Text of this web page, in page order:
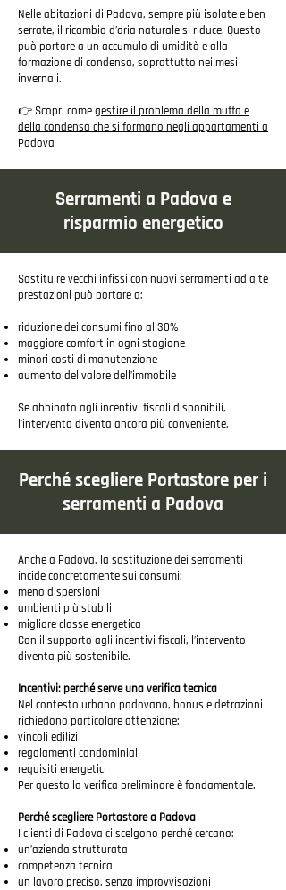
Nelle abitazioni di Padova, sempre più isolate e ben
serrate, il ricambio d’aria naturale si riduce. Questo
può portare a un accumulo di umidità e alla
formazione di condensa, soprattutto nei mesi
invernali.
👉 Scopri comegestire il problema della muffa e
della condensa che si formano negli appartamenti a
Padova
​Serramenti a Padova e
risparmio energetico
Sostituire vecchi infissi con nuovi serramenti ad alte
prestazioni può portare a:
riduzione dei consumi fino al 30%
maggiore comfort in ogni stagione
minori costi di manutenzione
aumento del valore dell’immobile
Se abbinato agli incentivi fiscali disponibili,
l’intervento diventa ancora più conveniente.
Perché scegliere Portastore per i
serramenti a Padova
Anche a Padova, la sostituzione dei serramenti
incide concretamente sui consumi:
meno dispersioni
ambienti più stabili
migliore classe energetica
Con il supporto agli incentivi fiscali, l’intervento
diventa più sostenibile.
Incentivi: perché serve una verifica tecnica
Nel contesto urbano padovano, bonus e detrazioni
richiedono particolare attenzione:
vincoli edilizi
regolamenti condominiali
requisiti energetici
Per questo la verifica preliminare è fondamentale.
Perché scegliere Portastore a Padova
I clienti di Padova ci scelgono perché cercano:
un’azienda strutturata
competenza tecnica
un lavoro preciso, senza improvvisazioni